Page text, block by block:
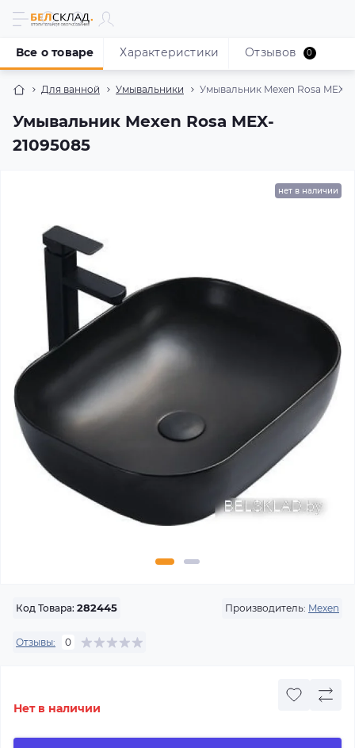
Для ванной Умывальники Умывальник Mexen Rosa MEX-
Умывальник Mexen Rosa MEX-
21095085
Все о товаре Характеристики Отзывов 0
нет в наличии
Код Товара: 282445 Производитель: Mexen
Отзывы: 0
Нет в наличии